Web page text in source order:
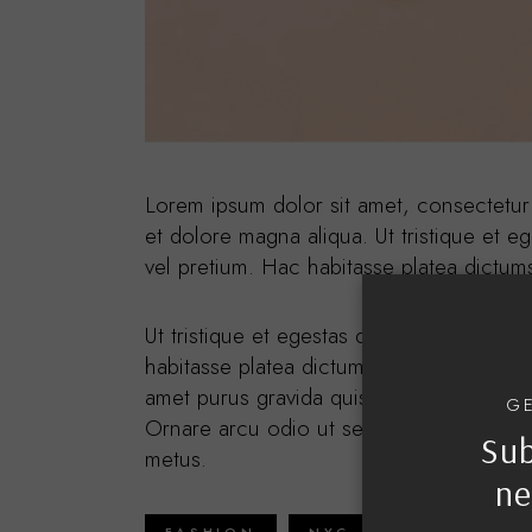
Lorem ipsum dolor sit amet,
et dolore magna aliqua. Ut tristique et
vel pretium. Hac habitasse platea
Ut tristique et egestas quis ipsum
habitasse platea dictumst vestibulum
amet purus gravida quis. Vel elit
Ornare arcu odio ut sem nulla pharetra
metus.